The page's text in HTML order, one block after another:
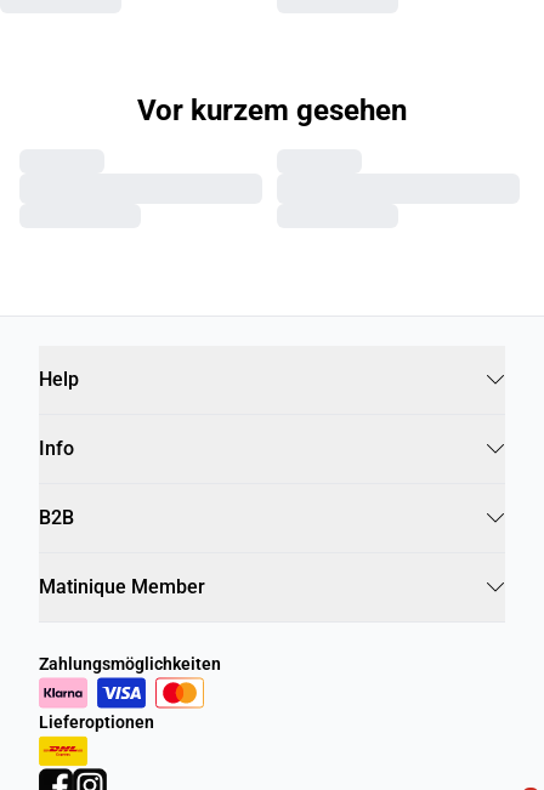
Vor kurzem gesehen
Help
Info
B2B
Matinique Member
Zahlungsmöglichkeiten
Lieferoptionen